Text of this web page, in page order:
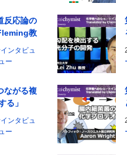
反応論の
教
ンタビュ
ー
ながる複
る」
授
ンタビュ
ー